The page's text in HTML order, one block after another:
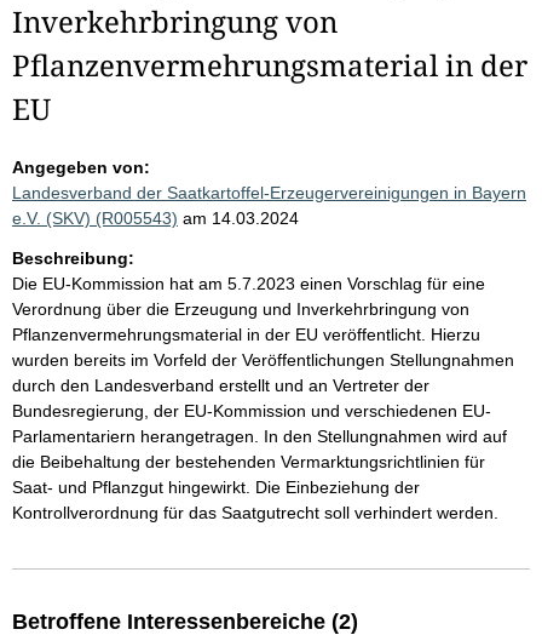
Inverkehrbringung von
Pflanzenvermehrungsmaterial in der
EU
Angegeben von:
Landesverband der Saatkartoffel-Erzeugervereinigungen in Bayern
e.V. (SKV) (R005543) am 14.03.2024
Beschreibung:
Die EU-Kommission hat am 5.7.2023 einen Vorschlag für eine
Verordnung über die Erzeugung und Inverkehrbringung von
Pflanzenvermehrungsmaterial in der EU veröffentlicht. Hierzu
wurden bereits im Vorfeld der Veröffentlichungen Stellungnahmen
durch den Landesverband erstellt und an Vertreter der
Bundesregierung, der EU-Kommission und verschiedenen EU-
Parlamentariern herangetragen. In den Stellungnahmen wird auf
die Beibehaltung der bestehenden Vermarktungsrichtlinien für
Saat- und Pflanzgut hingewirkt. Die Einbeziehung der
Kontrollverordnung für das Saatgutrecht soll verhindert werden.
Betroffene Interessenbereiche (2)